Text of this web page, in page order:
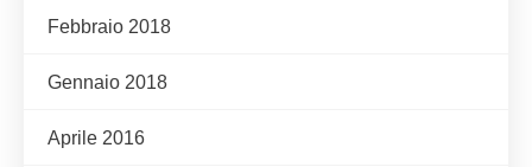
Febbraio 2018
Gennaio 2018
Aprile 2016